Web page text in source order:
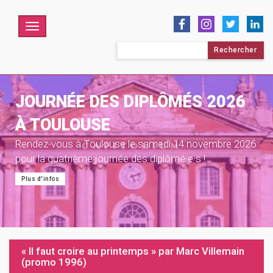
Menu
JOURNÉE DES DIPLÔMÉS 2026
À TOULOUSE
Rendez-vous à Toulouse le samedi 14 novembre 2026
pour la quatrième journée des diplômé·e·s !
Plus d'infos
« Il faut croire au printemps » par Marc Villemain
(promo 1996)